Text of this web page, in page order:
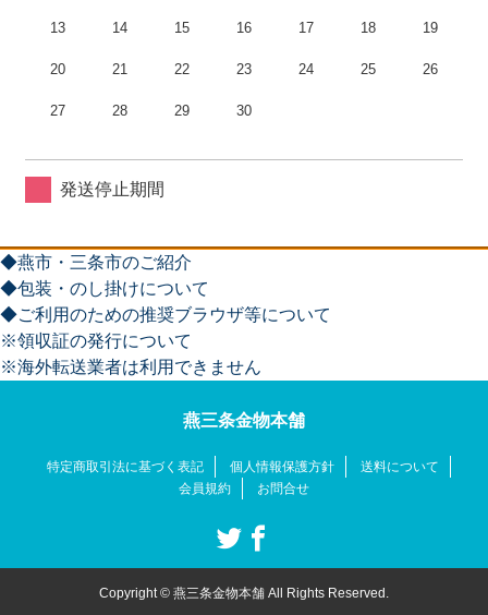
13 14 15 16 17 18 19
20 21 22 23 24 25 26
27 28 29 30
発送停止期間
◆燕市・三条市のご紹介
◆包装・のし掛けについて
◆ご利用のための推奨ブラウザ等について
※領収証の発行について
※海外転送業者は利用できません
燕三条金物本舗
特定商取引法に基づく表記 個人情報保護方針
送料について
会員規約
お問合せ
Copyright © 燕三条金物本舗 All Rights Reserved.